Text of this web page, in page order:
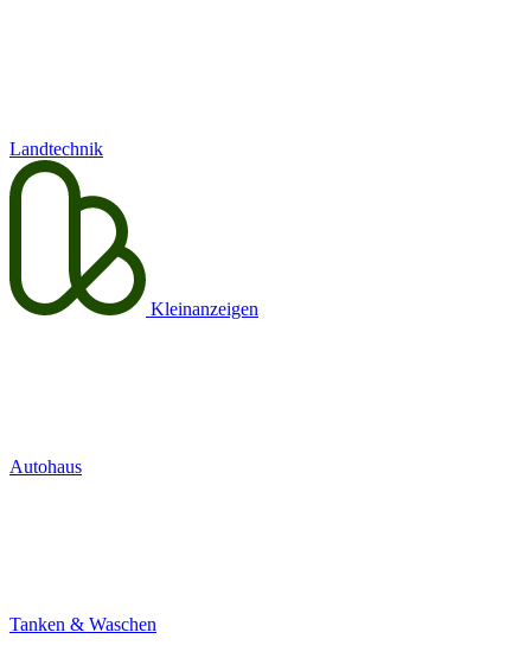
Landtechnik
Kleinanzeigen
Autohaus
Tanken & Waschen